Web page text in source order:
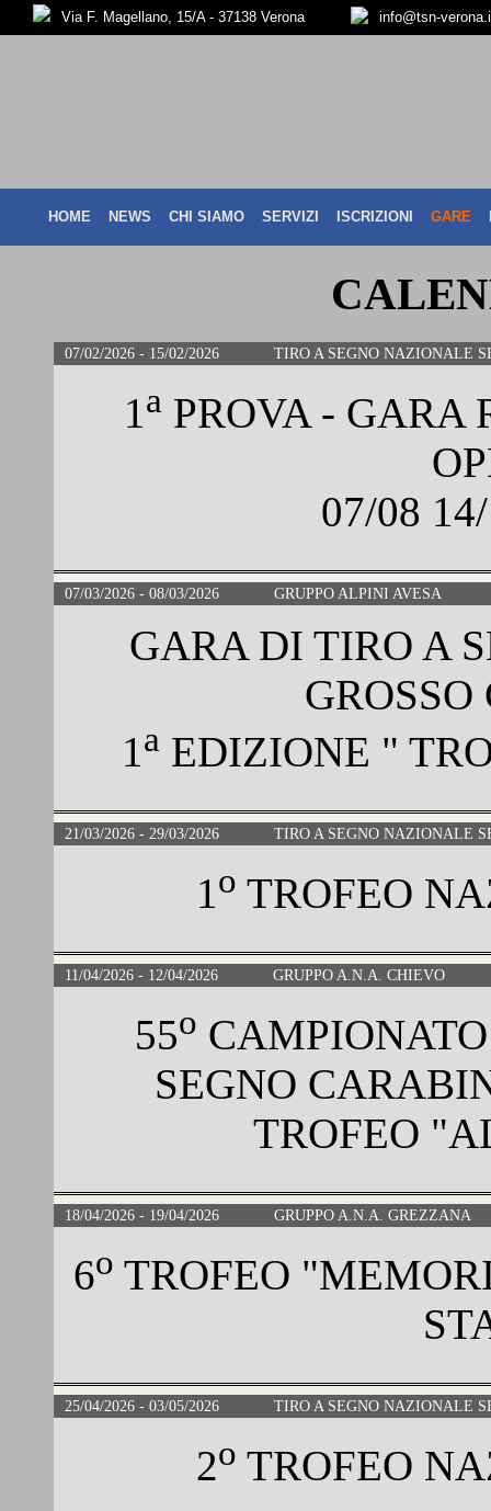
Via F. Magellano, 15/A - 37138 Verona info@tsn-
HOME NEWS CHI SIAMO SERVIZI ISCRIZIONI GARE
07/02/2026 - 15/02/2026 TIRO A SEGNO NAZIONALE
1a PROVA - GARA
07/08
07/03/2026 - 08/03/2026 GRUPPO ALPINI AVESA
GARA DI TIRO A
1aEDIZIONE "
21/03/2026 - 29/03/2026 TIRO A SEGNO NAZIONALE
1o TROFEO
11/04/2026 - 12/04/2026 GRUPPO A.N.A. CHIEVO
55o
SEGNO
TROFEO
18/04/2026 - 19/04/2026 GRUPPO A.N.A. GREZZANA
6o TROFEO
25/04/2026 - 03/05/2026 TIRO A SEGNO NAZIONALE
2o TROFEO